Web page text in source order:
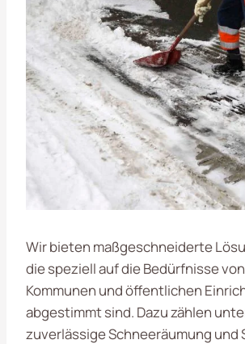
Wir bieten maßgeschneiderte
die speziell auf die Bedürfnisse
Kommunen und öffentlichen
abgestimmt sind. Dazu zählen
zuverlässige Schneeräumung und